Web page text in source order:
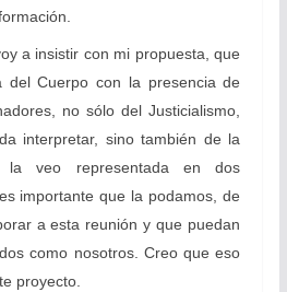
con mi propuesta, que
del Cuerpo con la presencia de
no sólo del Justicialismo,
interpretar, sino también de la
la veo representada en dos
importante que la podamos, de
a esta reunión y que puedan
como nosotros. Creo que eso
proyecto.